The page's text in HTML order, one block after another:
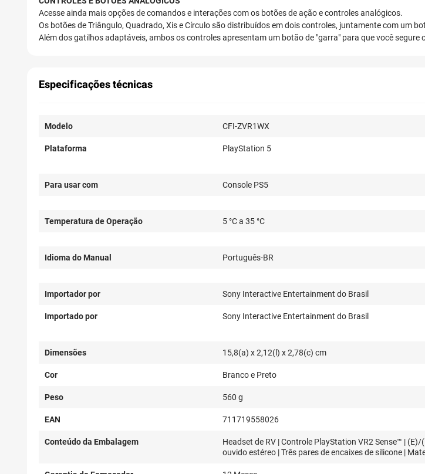
Acesse ainda mais opções de comandos e interações com os botões de ação e controles analógicos.
Os botões de Triângulo, Quadrado, Xis e Círculo são distribuídos em dois controles, juntamente com um
Além dos gatilhos adaptáveis, ambos os controles apresentam um botão de "garra" para que você segure
Especificações técnicas
Modelo CFI-ZVR1WX
Plataforma PlayStation 5
Para usar com Console PS5
Temperatura de Operação 5 °C a 35 °C
Idioma do Manual Português-BR
Importador por Sony Interactive Entertainment do Brasil
Importado por Sony Interactive Entertainment do Brasil
Dimensões 15,8(a) x 2,12(l) x 2,78(c) cm
Cor Branco e Preto
Peso 560 g
EAN 711719558026
Conteúdo da Embalagem
Headset de RV | Controle PlayStation VR2 Sense™ |
ouvido estéreo | Três pares de encaixes de silicone |